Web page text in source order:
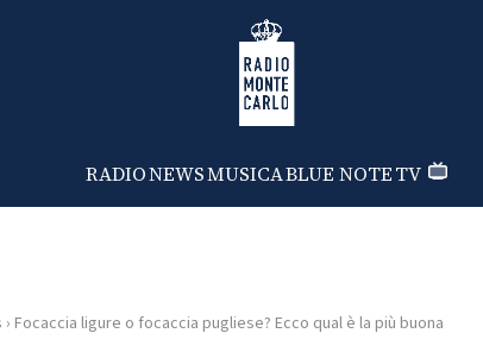
Radio Monte Carlo
RADIONEWSMUSICABLUE NOTETV
› Focaccia ligure o focaccia pugliese? Ecco qual è la più buona